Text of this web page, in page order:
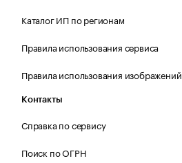
Каталог ИП по регионам
Правила использования сервиса
Правила использования изображений
Контакты
Справка по сервису
Поиск по ОГРН